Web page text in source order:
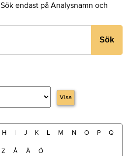
Sök endast på Analysnamn och
Sök
Visa
H I J K L M N O P Q
Z Å Ä Ö